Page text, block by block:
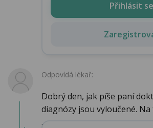
Přihlásit se
Odpovídá lékař:
Dobrý den, jak píše paní
diagnózy jsou vyloučené.
...